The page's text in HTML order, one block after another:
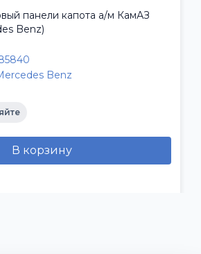
панели капота а/м КамАЗ
Benz)
Benz
В корзину